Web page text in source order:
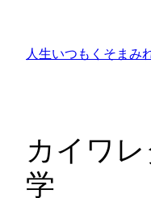
人生いつもくそまみ
カイワ
学